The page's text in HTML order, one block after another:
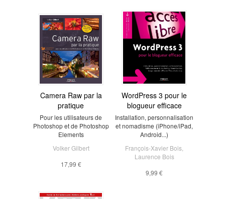
Camera Raw par la
pratique
Pour les utilisateurs de
Photoshop et de Photoshop
Elements
Volker Gilbert
17,99 €
WordPress 3 pour le
blogueur efficace
Installation, personnalisation
et nomadisme (iPhone/iPad,
Android...)
François-Xavier Bois
Laurence Bois
9,99 €